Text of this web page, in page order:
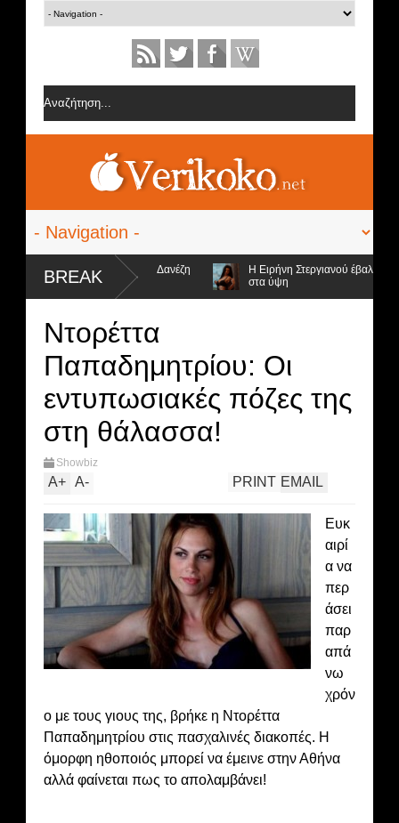
BREAK
την ομάδα της Σοφίας Δανέζη
Η Ειρήνη Στεργιανού έβαλε τα...
στα ύψη
Ντορέττα
Παπαδημητρίου: Οι
εντυπωσιακές πόζες της
στη θάλασσα!
Showbiz
A+ A- EMAIL
PRINT
Ευκ
αιρί
α να
περ
άσει
παρ
απά
νω
χρόν
ο με τους γιους της, βρήκε η Ντορέττα
Παπαδημητρίου στις πασχαλινές διακοπές. Η
όμορφη ηθοποιός μπορεί να έμεινε στην Αθήνα
αλλά φαίνεται πως το απολαμβάνει!